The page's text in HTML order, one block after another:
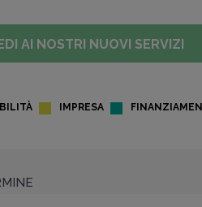
AI NOSTRI NUOVI SERVIZI
IMPRESA